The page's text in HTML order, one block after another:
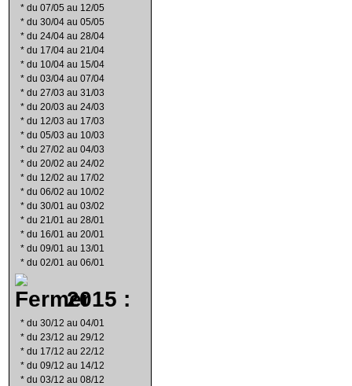
* du 07/05 au 12/05
* du 30/04 au 05/05
* du 24/04 au 28/04
* du 17/04 au 21/04
* du 10/04 au 15/04
* du 03/04 au 07/04
* du 27/03 au 31/03
* du 20/03 au 24/03
* du 12/03 au 17/03
* du 05/03 au 10/03
* du 27/02 au 04/03
* du 20/02 au 24/02
* du 12/02 au 17/02
* du 06/02 au 10/02
* du 30/01 au 03/02
* du 21/01 au 28/01
* du 16/01 au 20/01
* du 09/01 au 13/01
* du 02/01 au 06/01
2015 :
* du 30/12 au 04/01
* du 23/12 au 29/12
* du 17/12 au 22/12
* du 09/12 au 14/12
* du 03/12 au 08/12